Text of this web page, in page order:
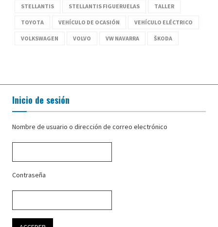
STELLANTIS STELLANTIS FIGUERUELAS TALLER
TOYOTA VEHÍCULO DE OCASIÓN VEHÍCULO ELÉCTRICO
VOLKSWAGEN VOLVO VW NAVARRA ŠKODA
Inicio de sesión
Nombre de usuario o dirección de correo electrónico
Contraseña